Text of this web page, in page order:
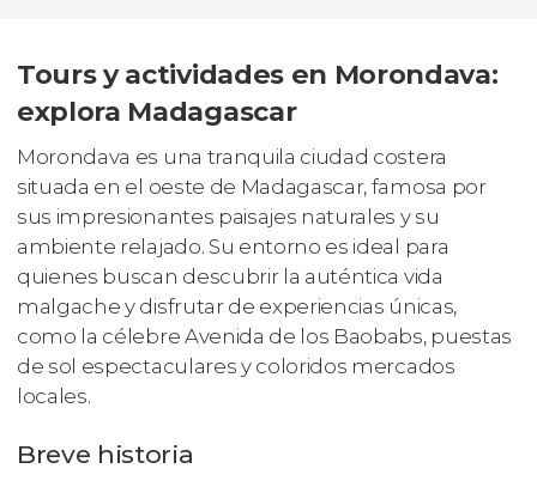
Tours y actividades en Morondava:
explora Madagascar
Morondava es una tranquila ciudad costera
situada en el oeste de Madagascar, famosa por
sus impresionantes paisajes naturales y su
ambiente relajado. Su entorno es ideal para
quienes buscan descubrir la auténtica vida
malgache y disfrutar de experiencias únicas,
como la célebre Avenida de los Baobabs, puestas
de sol espectaculares y coloridos mercados
locales.
Breve historia